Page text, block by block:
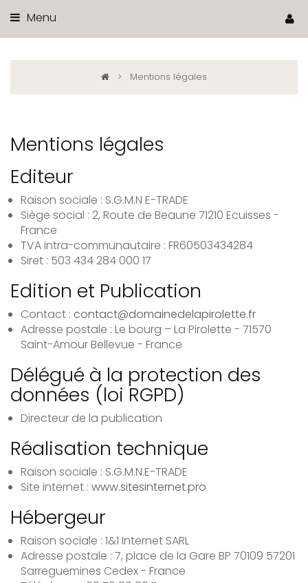
Menu
> Mentions légales
Mentions légales
Editeur
Raison sociale : S.G.M.N E-TRADE
Siège social : 2, Route de Beaune 71210 Ecuisses -
France
TVA intra-communautaire : FR60503434284
Siret : 503 434 284 000 17
Edition et Publication
Contact : contact@domainedelapirolette.fr
Adresse postale : Le bourg – La Pirolette - 71570
Saint-Amour Bellevue - France
Délégué à la protection des
données (loi RGPD)
Directeur de la publication
Réalisation technique
Raison sociale : S.G.M.N.E-TRADE
Site internet : www.sitesinternet.pro
Hébergeur
Raison sociale : 1&1 Internet SARL
Adresse postale : 7, place de la Gare BP 70109 57201
Sarreguemines Cedex - France